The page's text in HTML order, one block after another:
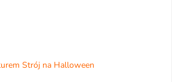
Strój na Halloween